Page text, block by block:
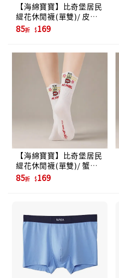
【海綿寶寶】比奇堡居民
緹花休閒襪(單雙)/ 皮老
闆
85折 169
【海綿寶寶】比奇堡居民
緹花休閒襪(單雙)/ 蟹老
闆
85折 169